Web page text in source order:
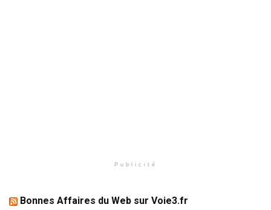
Publicité
Bonnes Affaires du Web sur Voie3.fr